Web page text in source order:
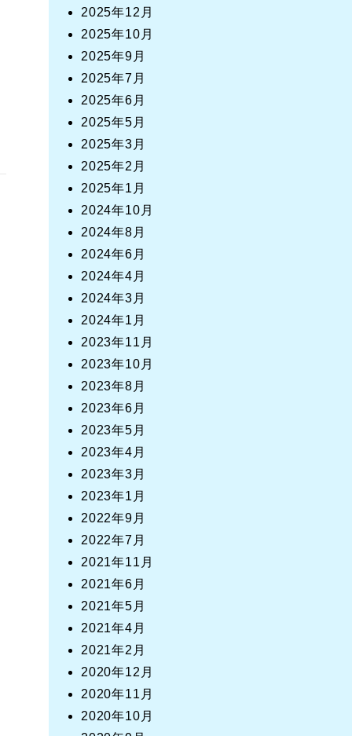
2025年12月
2025年10月
2025年9月
2025年7月
2025年6月
2025年5月
2025年3月
2025年2月
2025年1月
2024年10月
2024年8月
2024年6月
2024年4月
2024年3月
2024年1月
2023年11月
2023年10月
2023年8月
2023年6月
2023年5月
2023年4月
2023年3月
2023年1月
2022年9月
2022年7月
2021年11月
2021年6月
2021年5月
2021年4月
2021年2月
2020年12月
2020年11月
2020年10月